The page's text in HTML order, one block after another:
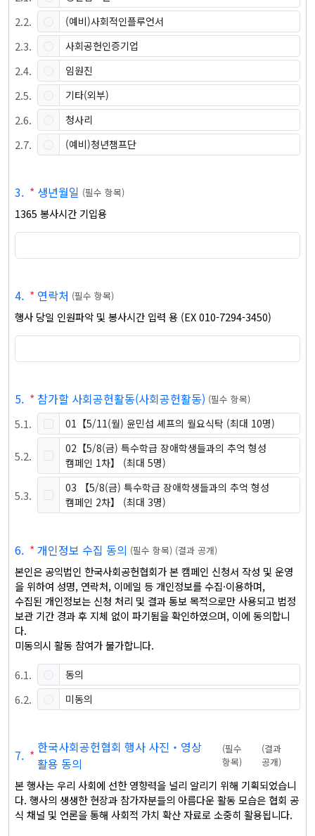
2.2. (예비)사회적인플루언서
2.3. 사회공헌인증기업
2.4. 임원진
2.5. 기타(외부)
2.6. 청사리
2.7. (예비)청년챔프단
3. * 생년월일 (필수 항목)
1365 봉사시간 기입용
4. * 연락처 (필수 항목)
행사 당일 인원파악 및 봉사시간 입력 용 (EX 010-7294-3450)
5. * 참가할 사회공헌활동(사회공헌활동) (필수 항목)
5.1. 01【5/11(월) 윤민섭 셰프의 월요식탁 (최대 10명)
5.2.
02【5/8(금) 특수학급 장애학생들과의 추억 형성
캠페인 1차】
(최대 5명)
5.3.
03 【5/8(금) 특수학급 장애학생들과의 추억 형성
캠페인 2차】
(최대 3명)
6. *개인정보 수집 동의 (필수 항목) (결과 공개)
본인은 공익법인 한국사회공헌협회가 본 캠페인 신청서 작성 및 운영
을 위하여 성명, 연락처, 이메일 등 개인정보를 수집·이용하며,
수집된 개인정보는 신청 처리 및 결과 통보 목적으로만 사용되고 법정
보관 기간 경과 후 지체 없이 파기됨을 확인하였으며, 이에 동의합니
다.
미동의시 활동 참여가 불가합니다.
6.1. 동의
6.2. 미동의
7. * 한국사회공헌협회 행사 사진‧영상
활용 동의
(필수
항목)
(결과
공개)
본 행사는 우리 사회에 선한 영향력을 널리 알리기 위해 기획되었습니
다. 행사의 생생한 현장과 참가자분들의 아름다운 활동 모습은 협회 공
식 채널 및 언론을 통해 사회적 가치 확산 자료로 소중히 활용됩니다.